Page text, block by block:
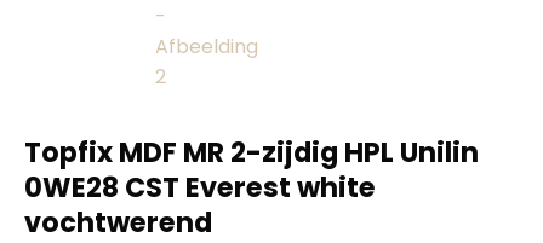
Topfix MDF MR 2-zijdig HPL Unilin
0WE28 CST Everest white
vochtwerend